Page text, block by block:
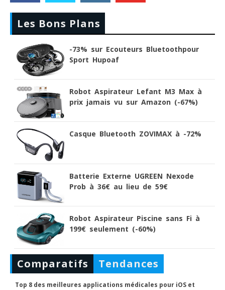
Les Bons Plans
-73% sur Ecouteurs Bluetoothpour
Sport Hupoaf
Robot Aspirateur Lefant M3 Max à
prix jamais vu sur Amazon (-67%)
Casque Bluetooth ZOVIMAX à -72%
Batterie Externe UGREEN Nexode
Prob à 36€ au lieu de 59€
Robot Aspirateur Piscine sans Fi à
199€ seulement (-60%)
Comparatifs Tendances
Top 8 des meilleures applications médicales pour iOS et